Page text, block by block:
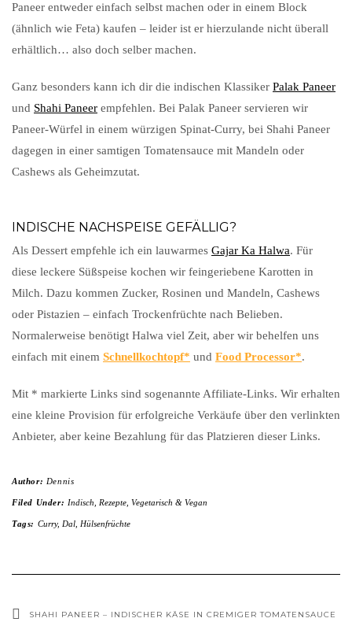
Paneer entweder einfach selbst machen oder in einem Block
(ähnlich wie Feta) kaufen – leider ist er hierzulande nicht überall
erhältlich… also doch selber machen.
Ganz besonders kann ich dir die indischen Klassiker Palak Paneer
und Shahi Paneer empfehlen. Bei Palak Paneer servieren wir
Paneer-Würfel in einem würzigen Spinat-Curry, bei Shahi Paneer
dagegen in einer samtigen Tomatensauce mit Mandeln oder
Cashews als Geheimzutat.
INDISCHE NACHSPEISE GEFÄLLIG?
Als Dessert empfehle ich ein lauwarmes Gajar Ka Halwa. Für
diese leckere Süßspeise kochen wir feingeriebene Karotten in
Milch. Dazu kommen Zucker, Rosinen und Mandeln, Cashews
oder Pistazien – einfach Trockenfrüchte nach Belieben.
Normalerweise benötigt Halwa viel Zeit, aber wir behelfen uns
einfach mit einem Schnellkochtopf und Food Processor .
Mit * markierte Links sind sogenannte Affiliate-Links. Wir erhalten
eine kleine Provision für erfolgreiche Verkäufe über den verlinkten
Anbieter, aber keine Bezahlung für das Platzieren dieser Links.
Author: Dennis
Filed Under: Indisch, Rezepte, Vegetarisch & Vegan
Tags: Curry, Dal, Hülsenfrüchte
SHAHI PANEER – INDISCHER KÄSE IN CREMIGER TOMATENSAUCE